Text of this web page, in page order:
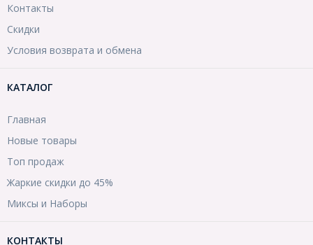
Контакты
Скидки
Условия возврата и обмена
КАТАЛОГ
Главная
Новые товары
Топ продаж
Жаркие скидки до 45%
Миксы и Наборы
КОНТАКТЫ